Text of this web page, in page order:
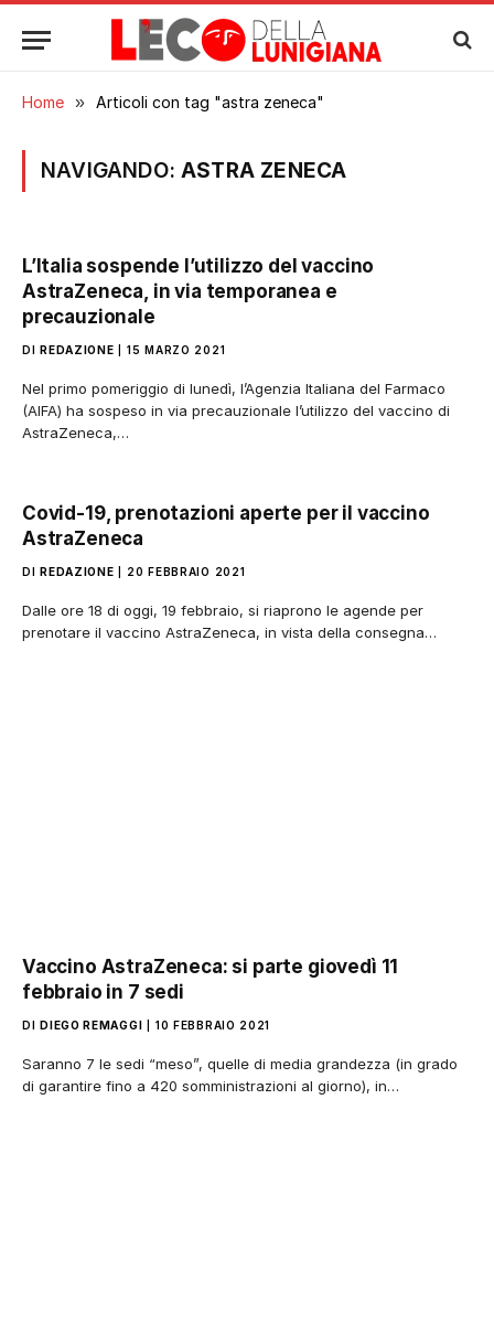
Home » Articoli con tag "astra zeneca"
NAVIGANDO:ASTRA ZENECA
L’Italia sospende l’utilizzo del vaccino
AstraZeneca, in via temporanea e
precauzionale
DI REDAZIONE 15 MARZO 2021
Nel primo pomeriggio di lunedì, l’Agenzia Italiana del Farmaco
(AIFA) ha sospeso in via precauzionale l’utilizzo del vaccino di
AstraZeneca,…
Covid-19, prenotazioni aperte per il vaccino
AstraZeneca
DI REDAZIONE 20 FEBBRAIO 2021
Dalle ore 18 di oggi, 19 febbraio, si riaprono le agende per
prenotare il vaccino AstraZeneca, in vista della consegna…
Vaccino AstraZeneca: si parte giovedì 11
febbraio in 7 sedi
DI DIEGO REMAGGI 10 FEBBRAIO 2021
Saranno 7 le sedi “meso”, quelle di media grandezza (in grado
di garantire fino a 420 somministrazioni al giorno), in…